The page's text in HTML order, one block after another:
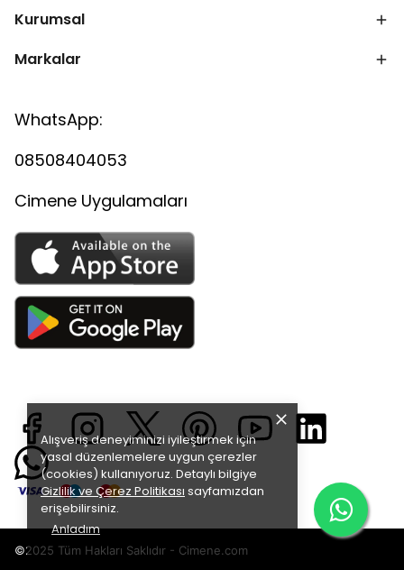
Alışveriş deneyiminizi iyileştirmek için
yasal düzenlemelere uygun çerezler
(cookies) kullanıyoruz. Detaylı bilgiye
Gizlilik ve Çerez Politikası sayfamızdan
erişebilirsiniz.
Anladım
Kurumsal
Markalar
WhatsApp:
08508404053
Cimene Uygulamaları
©2025 Tüm Hakları Saklıdır - Cimene.com